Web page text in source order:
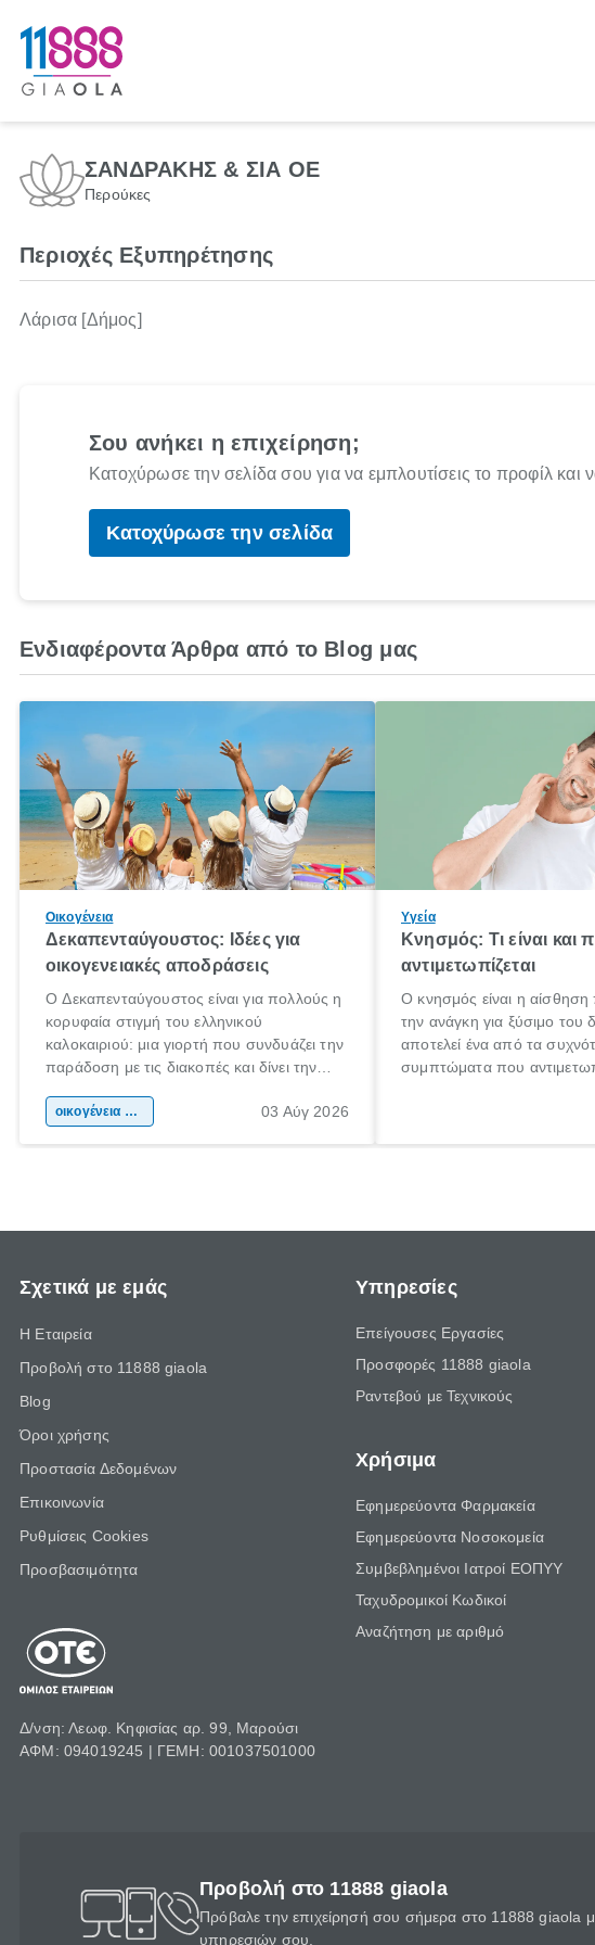
ΣΑΝΔΡΑΚΗΣ & ΣΙΑ ΟΕ
Περούκες
Περιοχές Εξυπηρέτησης
Λάρισα [Δήμος]
Σου ανήκει η επιχείρηση;
Κατοχύρωσε την σελίδα σου για να εμπλουτίσεις το προφίλ και
Κατοχύρωσε την σελίδα
Ενδιαφέροντα Άρθρα από το Blog μας
Οικογένεια
Δεκαπενταύγουστος: Ιδέες για
οικογενειακές αποδράσεις
Ο Δεκαπενταύγουστος είναι για πολλούς η
κορυφαία στιγμή του ελληνικού
καλοκαιριού: μια γιορτή που συνδυάζει την
παράδοση με τις διακοπές και δίνει την
χώρας. Είτε πρόκειται για λίγες μέρες
οικογένεια & παιδί 03 Αύγ 2026
Υγεία
Κνησμός: Τι είναι και
αντιμετωπίζεται
Ο κνησμός είναι η
την ανάγκη για ξύσιμο του
αποτελεί ένα από τα
συμπτώματα που
πληροφορίες για το
Σχετικά με εμάς
Η Εταιρεία
Προβολή στο 11888 giaola
Blog
Όροι χρήσης
Προστασία Δεδομένων
Επικοινωνία
Ρυθμίσεις Cookies
Προσβασιμότητα
Δ/νση: Λεωφ. Κηφισίας αρ. 99, Μαρούσι
ΑΦΜ: 094019245 | ΓΕΜΗ: 001037501000
Υπηρεσίες
Επείγουσες Εργασίες
Προσφορές 11888 giaola
Ραντεβού με Τεχνικούς
Χρήσιμα
Εφημερεύοντα Φαρμακεία
Εφημερεύοντα Νοσοκομεία
Συμβεβλημένοι Ιατροί ΕΟΠΥΥ
Ταχυδρομικοί Κωδικοί
Αναζήτηση με αριθμό
Προβολή στο 11888 giaola
Πρόβαλε την επιχείρησή σου σήμερα στο 11888 giaola
υπηρεσιών σου.